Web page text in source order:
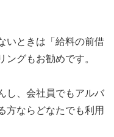
いときは「給料の前借
ングもお勧めです。
し、会社員でもアルバ
方ならどなたでも利用